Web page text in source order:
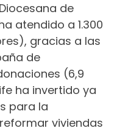
de
atendido a 1.300
gracias a las
de
(6,9
ha invertido ya
para la
viviendas